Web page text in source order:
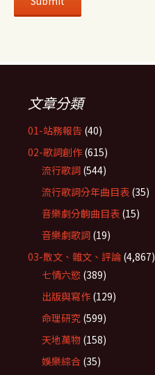
文章分類
01-站務報告 (40)
02-歌詞創作 (615)
流行歌詞 (544)
流行歌詞分年曲目表 (35)
音樂劇分齣曲目表 (15)
音樂劇歌詞 (19)
03-散文、雜文、評論 (4,867)
七情六慾 (389)
出版與寫作 (129)
命理研究 (599)
天地萬物 (158)
娛樂綜合 (35)